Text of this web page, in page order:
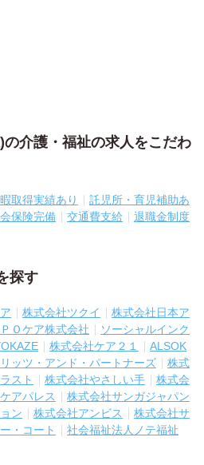
の介護・福祉の求人をこだわ
取得実績あり
託児所・育児補助あ
保険完備 交通費支給
退職金制度
探す
株式会社ツクイ
株式会社日本ア
Ｏケア株式会社
ソーシャルインク
株式会社ケア２１
ALSOK
ッツ・アンド・パートナーズ
株式
スト 株式会社やさしい手
株式会
アパレス
株式会社サンガジャパン
ン
株式会社アンビス
株式会社サ
・コート
社会福祉法人ノテ福祉